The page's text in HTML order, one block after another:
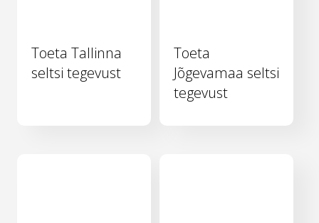
Toeta Tallinna
seltsi tegevust
Toeta
Jõgevamaa seltsi
tegevust